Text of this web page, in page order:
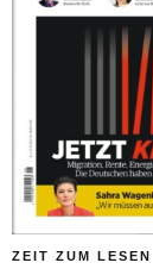
ZEIT ZUM LESEN